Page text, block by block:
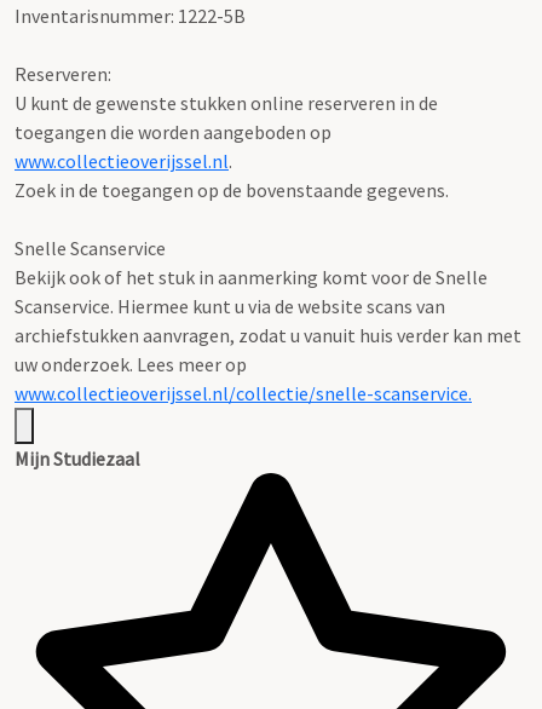
Inventarisnummer: 1222-5B
Reserveren:
U kunt de gewenste stukken online reserveren in de
toegangen die worden aangeboden op
www.collectieoverijssel.nl.
Zoek in de toegangen op de bovenstaande gegevens.
Snelle Scanservice
Bekijk ook of het stuk in aanmerking komt voor de Snelle
Scanservice. Hiermee kunt u via de website scans van
archiefstukken aanvragen, zodat u vanuit huis verder kan met
uw onderzoek. Lees meer op
www.collectieoverijssel.nl/collectie/snelle-scanservice.
Mijn Studiezaal